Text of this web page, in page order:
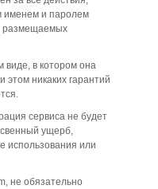
именем и паролем
размещаемых
виде, в котором она
этом никаких гарантий
сервиса не будет
ущерб,
использования или
не обязательно